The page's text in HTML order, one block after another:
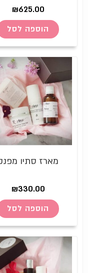
₪625.00
הוספה לסל
מארז סתיו
₪330.00
הוספה לסל